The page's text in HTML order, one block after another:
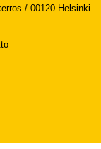
/ 00120 Helsinki